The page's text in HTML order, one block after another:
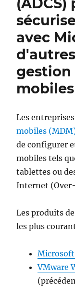
avec
gestion
Les
mobiles
de configurer
mobiles tels
tablettes ou
Internet
Les produits
les plus
VMware